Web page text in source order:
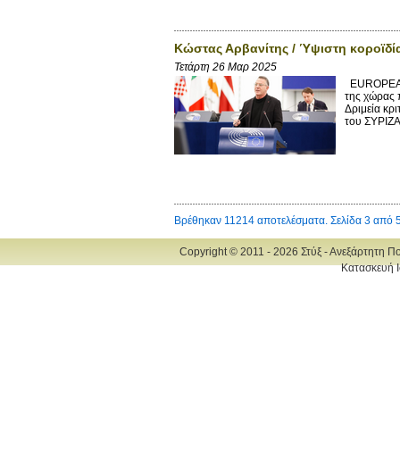
Κώστας Αρβανίτης / Ύψιστη
Τετάρτη 26 Μαρ 2025
της χώρας
Δριμεία
του
Βρέθηκαν 11214 αποτελέσματα. Σελίδα 3 από
Copyright © 2011 - 2026 Στύξ - Ανεξάρτητη
Κατασκευή